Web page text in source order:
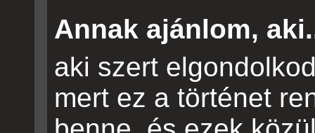
Annak ajánlom,
aki szert
mert ez a történet